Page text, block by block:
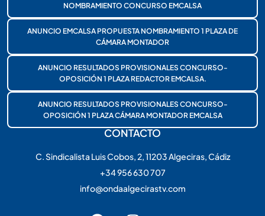
NOMBRAMIENTO CONCURSO EMCALSA
ANUNCIO EMCALSA PROPUESTA NOMBRAMIENTO 1 PLAZA DE
CÁMARA MONTADOR
ANUNCIO RESULTADOS PROVISIONALES CONCURSO-
OPOSICIÓN 1 PLAZA REDACTOR EMCALSA.
ANUNCIO RESULTADOS PROVISIONALES CONCURSO-
OPOSICIÓN 1 PLAZA CÁMARA MONTADOR EMCALSA
CONTACTO
C. Sindicalista Luis Cobos, 2, 11203 Algeciras, Cádiz
+34 956 630 707
info@ondaalgecirastv.com